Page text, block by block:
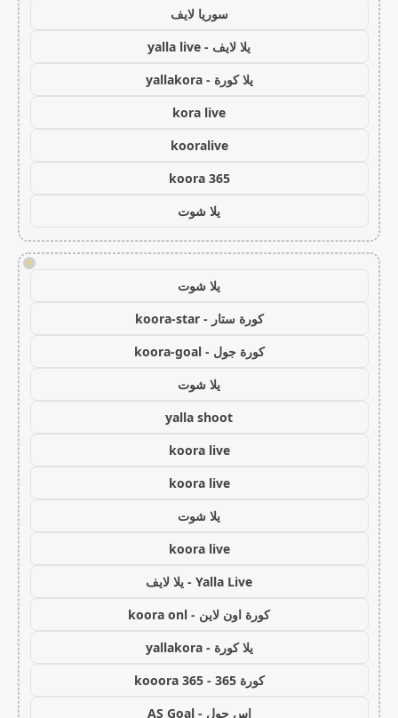
سوريا لايف
يلا لايف - yalla live
يلا كورة - yallakora
kora live
kooralive
koora 365
يلا شوت
!
يلا شوت
كورة ستار - koora-star
كورة جول - koora-goal
يلا شوت
yalla shoot
koora live
koora live
يلا شوت
koora live
Yalla Live - يلا لايف
كورة اون لاين - koora onl
يلا كورة - yallakora
كورة 365 - kooora 365
اس جول - AS Goal